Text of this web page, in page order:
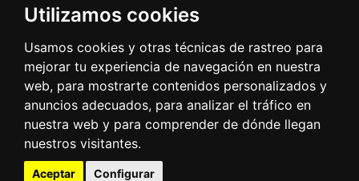
Utilizamos cookies
Usamos cookies y otras técnicas de rastreo para
mejorar tu experiencia de navegación en nuestra
web, para mostrarte contenidos personalizados y
anuncios adecuados, para analizar el tráfico en
nuestra web y para comprender de dónde llegan
nuestros visitantes.
Aceptar Configurar